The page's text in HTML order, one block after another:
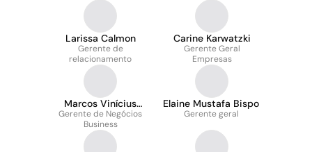
Larissa Calmon
Gerente de
relacionamento
Carine Karwatzki
Gerente Geral
Empresas
Marcos Vinícius
Alves de Lima
Gerente de Negócios
Business
Elaine Mustafa Bispo
Gerente geral